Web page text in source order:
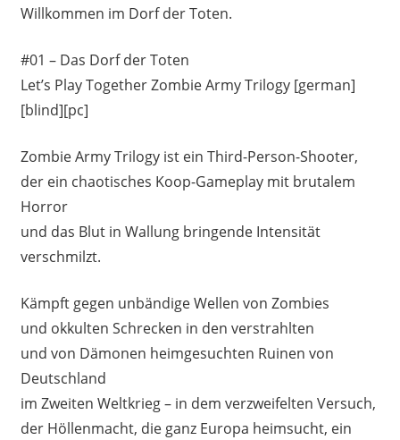
Willkommen im Dorf der Toten.
#01 – Das Dorf der Toten
Let’s Play Together Zombie Army Trilogy [german]
[blind][pc]
Zombie Army Trilogy ist ein Third-Person-Shooter,
der ein chaotisches Koop-Gameplay mit brutalem
Horror
und das Blut in Wallung bringende Intensität
verschmilzt.
Kämpft gegen unbändige Wellen von Zombies
und okkulten Schrecken in den verstrahlten
und von Dämonen heimgesuchten Ruinen von
Deutschland
im Zweiten Weltkrieg – in dem verzweifelten Versuch,
der Höllenmacht, die ganz Europa heimsucht, ein